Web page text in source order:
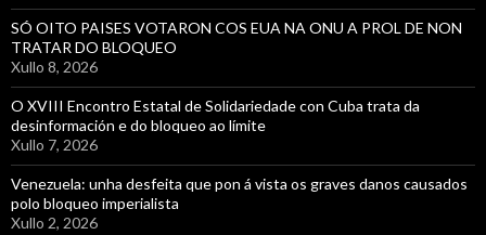
SÓ OITO PAISES VOTARON COS EUA NA ONU A PROL DE NON
TRATAR DO BLOQUEO
Xullo 8, 2026
O XVIII Encontro Estatal de Solidariedade con Cuba trata da
desinformación e do bloqueo ao límite
Xullo 7, 2026
Venezuela: unha desfeita que pon á vista os graves danos causados
polo bloqueo imperialista
Xullo 2, 2026